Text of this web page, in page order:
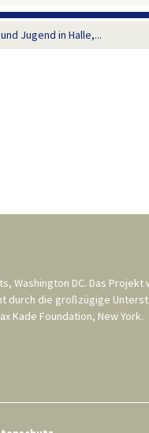
Jugend in Halle,...
Washington DC. Das Projekt
durch die großzügige
Kade Foundation, New York.